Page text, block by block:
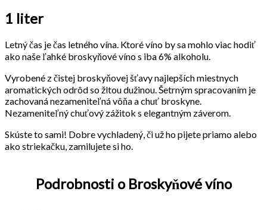
1 liter
Letný čas je čas letného vína. Ktoré víno by sa mohlo viac hodiť
ako naše ľahké broskyňové víno s iba 6% alkoholu.
Vyrobené z čistej broskyňovej šťavy najlepších miestnych
aromatických odrôd so žltou dužinou. Šetrným spracovaním je
zachovaná nezameniteľná vôňa a chuť broskyne.
Nezameniteľný chuťový zážitok s elegantným záverom.
Skúste to sami! Dobre vychladený, či už ho pijete priamo alebo
ako striekačku, zamilujete si ho.
Podrobnosti o Broskyňové víno